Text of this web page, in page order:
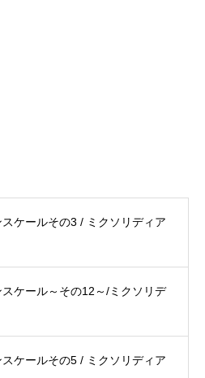
ケールその3 / ミクソリディア
スケール～その12～/ミクソリデ
ケールその5 / ミクソリディア